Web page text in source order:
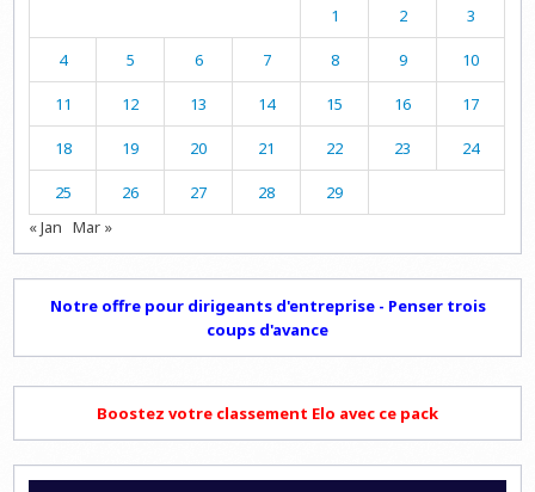
1 2 3
4 5 6 7 8 9 10
11 12 13 14 15 16 17
18 19 20 21 22 23 24
25 26 27 28
29
« Jan Mar »
Notre offre pour dirigeants d'entreprise - Penser trois
coups d'avance
Boostez votre classement Elo avec ce pack